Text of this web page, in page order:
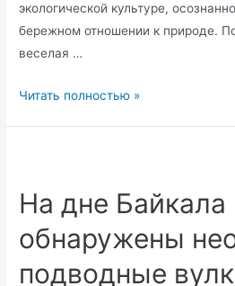
экологической культуре,
бережном отношении к природе.
веселая …
РЭО
о
мусорном
монстре
Читать полностью »
На дне Байкала
обнаружены
подводные